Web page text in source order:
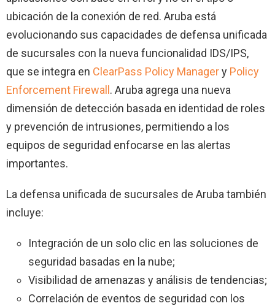
ubicación de la conexión de red. Aruba está
evolucionando sus capacidades de defensa unificada
de sucursales con la nueva funcionalidad IDS/IPS,
que se integra en ClearPass Policy Managery Policy
Enforcement Firewall . Aruba agrega una nueva
dimensión de detección basada en identidad de roles
y prevención de intrusiones, permitiendo a los
equipos de seguridad enfocarse en las alertas
importantes.
La defensa unificada de sucursales de Aruba también
incluye:
Integración de un solo clic en las soluciones de
seguridad basadas en la nube;
Visibilidad de amenazas y análisis de tendencias;
Correlación de eventos de seguridad con los